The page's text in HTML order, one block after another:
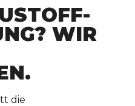
WIR
die